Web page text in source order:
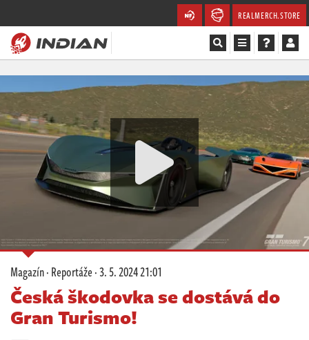
REALMERCH.STORE
Recenze
Videa
Soutěže
Komunita
Redakce
Živě
Magazín·Reportáže·3. 5. 2024 21:01
Česká škodovka se dostává do
Gran Turismo!